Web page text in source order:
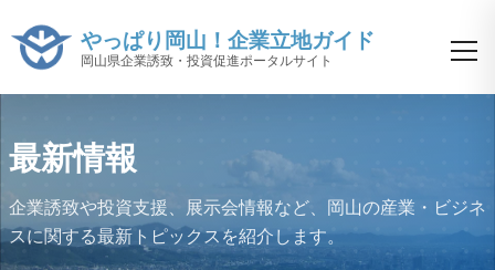
やっぱり岡山！企業立地ガイド
岡山県企業誘致・投資促進ポータルサイト
最新情報
企業誘致や投資支援、展示会情報など、 岡山の産業・ビジネ
スに関する最新トピックスを紹介します。